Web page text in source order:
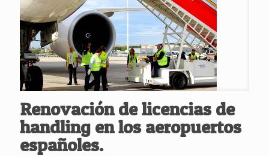
Renovación de licencias de
handling en los aeropuertos
españoles.